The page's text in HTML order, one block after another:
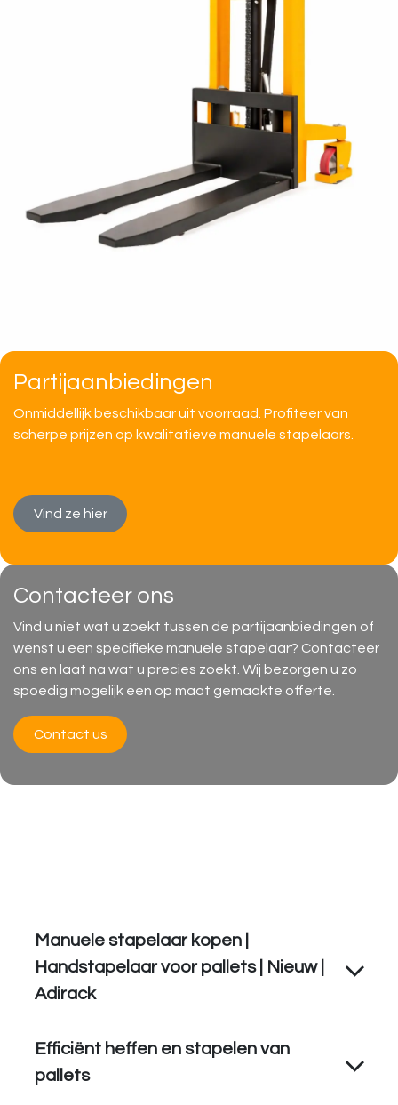
Partijaanbiedingen
Onmiddellijk beschikbaar uit voorraad. Profiteer van
scherpe prijzen op kwalitatieve manuele stapelaars.
Vind ze hier
Contacteer ons
Vind u niet wat u zoekt tussen de partijaanbiedingen of
wenst u een specifieke manuele stapelaar? Contacteer
ons en laat na wat u precies zoekt. Wij bezorgen u zo
spoedig mogelijk een op maat gemaakte offerte.
Contact us
Manuele stapelaar kopen |
Handstapelaar voor pallets | Nieuw |
Adirack
Efficiënt heffen en stapelen van
pallets